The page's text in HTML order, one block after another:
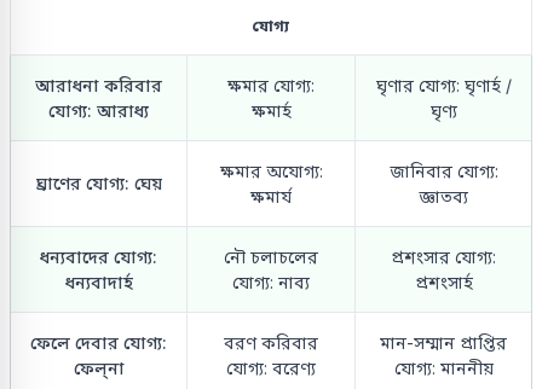
যোগ্য
আরাধনা করিবার
যোগ্য: আরাধ্য
ক্ষমার যোগ্য:
ক্ষমার্হ
ঘৃণার যোগ্য: ঘৃণার্হ /
ঘৃণ্য
ঘ্রাণের যোগ্য: ঘেয়
ক্ষমার অযোগ্য:
ক্ষমার্য
জানিবার যোগ্য:
জ্ঞাতব্য
ধন্যবাদের যোগ্য:
ধন্যবাদার্হ
নৌ চলাচলের
যোগ্য: নাব্য
প্রশংসার যোগ্য:
প্রশংসার্হ
ফেলে দেবার যোগ্য:
ফেল্‌না
বরণ করিবার
যোগ্য: বরেণ্য
মান-সম্মান প্রাপ্তির
যোগ্য: মাননীয়